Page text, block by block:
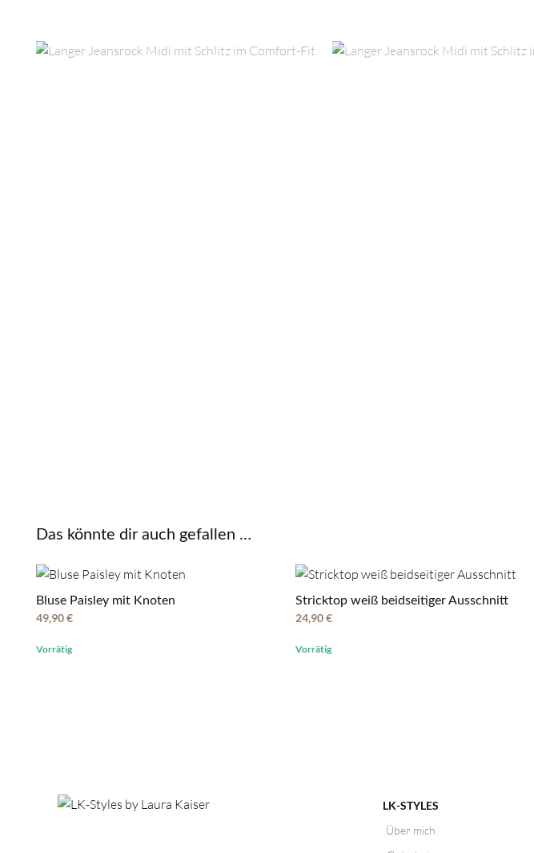
Das könnte dir auch gefallen …
Bluse Paisley mit Knoten
49,90€
Vorrätig
Stricktop weiß beidseitiger Ausschnitt
24,90€
Vorrätig
LK-STYLES
Über mich